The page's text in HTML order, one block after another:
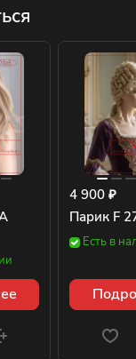
4 900 ₽
Парик F
Есть в